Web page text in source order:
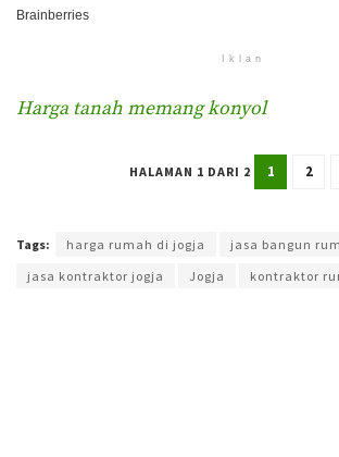
Iklan
Harga tanah memang konyol
HALAMAN 1 DARI 2 1 2
Tags: harga rumah di jogja
jasa bangun
jasa kontraktor jogja
Jogja kontraktor